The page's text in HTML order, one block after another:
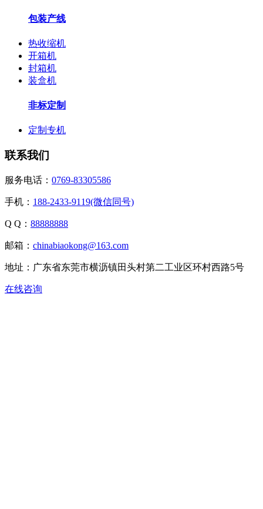
包装产线
热收缩机
开箱机
封箱机
装盒机
非标定制
定制专机
联系我们
服务电话： 0769-83305586
手机： 188-2433-9119(微信同号)
Q Q： 88888888
邮箱： chinabiaokong@163.com
地址：广东省东莞市横沥镇田头村第二工业区环村西路5号
在线咨询